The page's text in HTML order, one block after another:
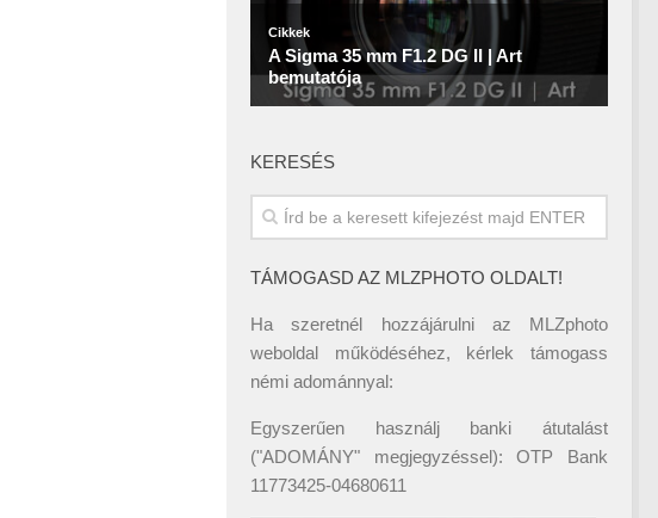
KERESÉS
TÁMOGASD AZ MLZPHOTO OLDALT!
Ha szeretnél hozzájárulni az MLZphoto
weboldal működéséhez, kérlek támogass
némi adománnyal:
Egyszerűen használj banki átutalást
("ADOMÁNY" megjegyzéssel): OTP Bank
11773425-04680611